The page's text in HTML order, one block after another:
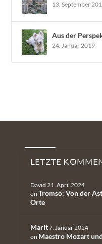
13. September
Aus der
24. Januar 2019
Neueste
LETZTE
David 21. April 2024
on Tromsö: Von der
Orte
Marit7. Januar 2024
on Maestro Mozart